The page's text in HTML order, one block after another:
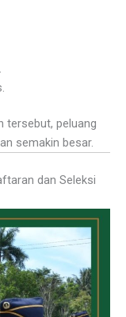
tersebut, peluang
semakin besar.
dan Seleksi